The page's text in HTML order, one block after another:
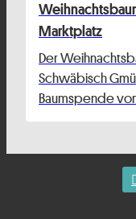
Marktplatz
Der
Schwäbisch
Baumspende